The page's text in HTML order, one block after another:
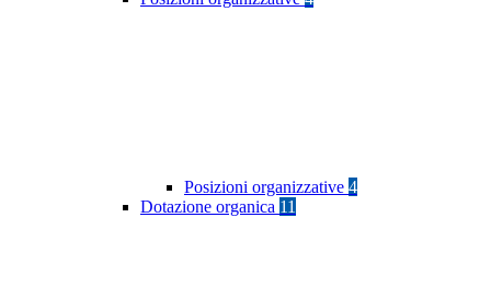
Posizioni organizzative 4
Dotazione organica 11